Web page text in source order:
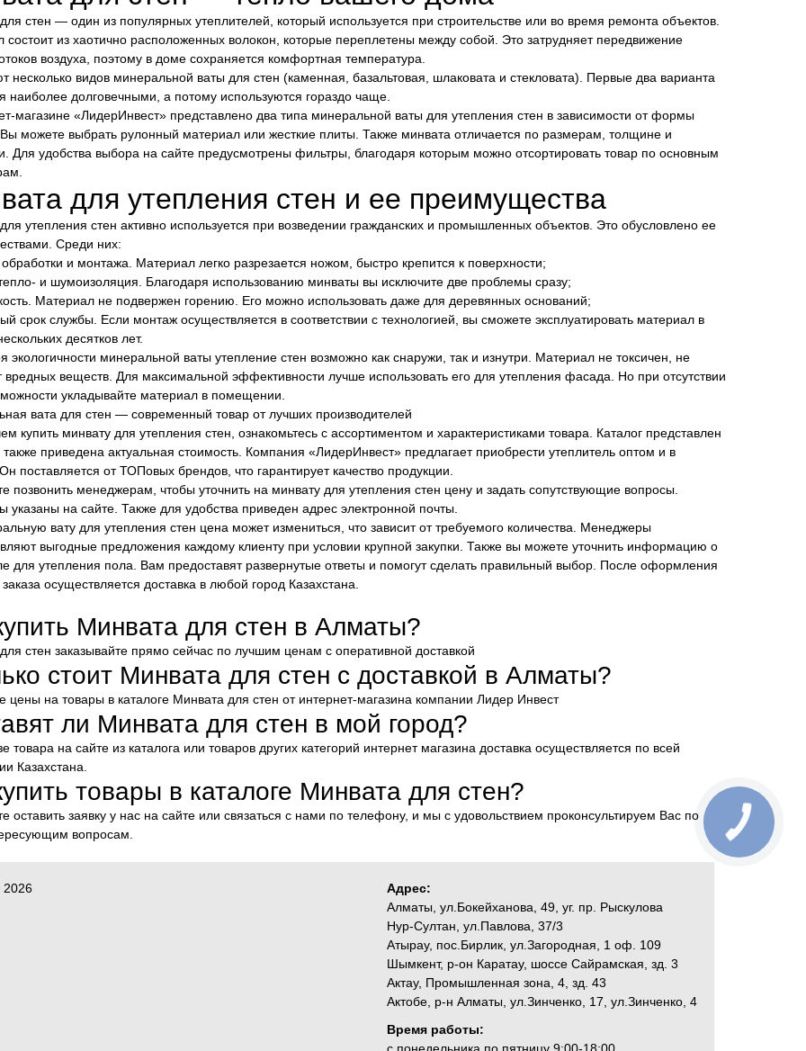
стен — один из популярных утеплителей, который используется при строительстве или во время ремонта объектов.
состоит из хаотично расположенных волокон, которые переплетены между собой. Это затрудняет передвижение
воздуха, поэтому в доме сохраняется комфортная температура.
несколько видов минеральной ваты для стен (каменная, базальтовая, шлаковата и стекловата). Первые два варианта
наиболее долговечными, а потому используются гораздо чаще.
магазине «ЛидерИнвест» представлено два типа минеральной ваты для утепления стен в зависимости от формы
можете выбрать рулонный материал или жесткие плиты. Также минвата отличается по размерам, толщине и
Для удобства выбора на сайте предусмотрены фильтры, благодаря которым можно отсортировать товар по основным
для утепления стен и ее преимущества
утепления стен активно используется при возведении гражданских и промышленных объектов. Это обусловлено ее
Среди них:
обработки и монтажа. Материал легко разрезается ножом, быстро крепится к поверхности;
и шумоизоляция. Благодаря использованию минваты вы исключите две проблемы сразу;
Материал не подвержен горению. Его можно использовать даже для деревянных оснований;
срок службы. Если монтаж осуществляется в соответствии с технологией, вы сможете эксплуатировать материал в
десятков лет.
экологичности минеральной ваты утепление стен возможно как снаружи, так и изнутри. Материал не токсичен, не
вредных веществ. Для максимальной эффективности лучше использовать его для утепления фасада. Но при отсутствии
укладывайте материал в помещении.
вата для стен — современный товар от лучших производителей
купить минвату для утепления стен, ознакомьтесь с ассортиментом и характеристиками товара. Каталог представлен
также приведена актуальная стоимость. Компания «ЛидерИнвест» предлагает приобрести утеплитель оптом и в
поставляется от ТОПовых брендов, что гарантирует качество продукции.
позвонить менеджерам, чтобы уточнить на минвату для утепления стен цену и задать сопутствующие вопросы.
указаны на сайте. Также для удобства приведен адрес электронной почты.
вату для утепления стен цена может измениться, что зависит от требуемого количества. Менеджеры
выгодные предложения каждому клиенту при условии крупной закупки. Также вы можете уточнить информацию о
для утепления пола. Вам предоставят развернутые ответы и помогут сделать правильный выбор. После оформления
осуществляется доставка в любой город Казахстана.
Минвата для стен в Алматы?
стен заказывайте прямо сейчас по лучшим ценам с оперативной доставкой
стоит Минвата для стен с доставкой в Алматы?
цены на товары в каталоге Минвата для стен от интернет-магазина компании Лидер Инвест
ли Минвата для стен в мой город?
товара на сайте из каталога или товаров других категорий интернет магазина доставка осуществляется по всей
Казахстана.
товары в каталоге Минвата для стен?
оставить заявку у нас на сайте или связаться с нами по телефону, и мы с удовольствием проконсультируем Вас по
вопросам.
2026
Адрес:
Алматы, ул.Бокейханова, 49, уг. пр. Рыскулова
Нур-Султан, ул.Павлова, 37/3
Атырау, пос.Бирлик, ул.Загородная, 1 оф. 109
Шымкент, р-он Каратау, шоссе Сайрамская, зд. 3
Актау, Промышленная зона, 4, зд. 43
Актобе, р-н Алматы, ул.Зинченко, 17, ул.Зинченко, 4
Время работы: